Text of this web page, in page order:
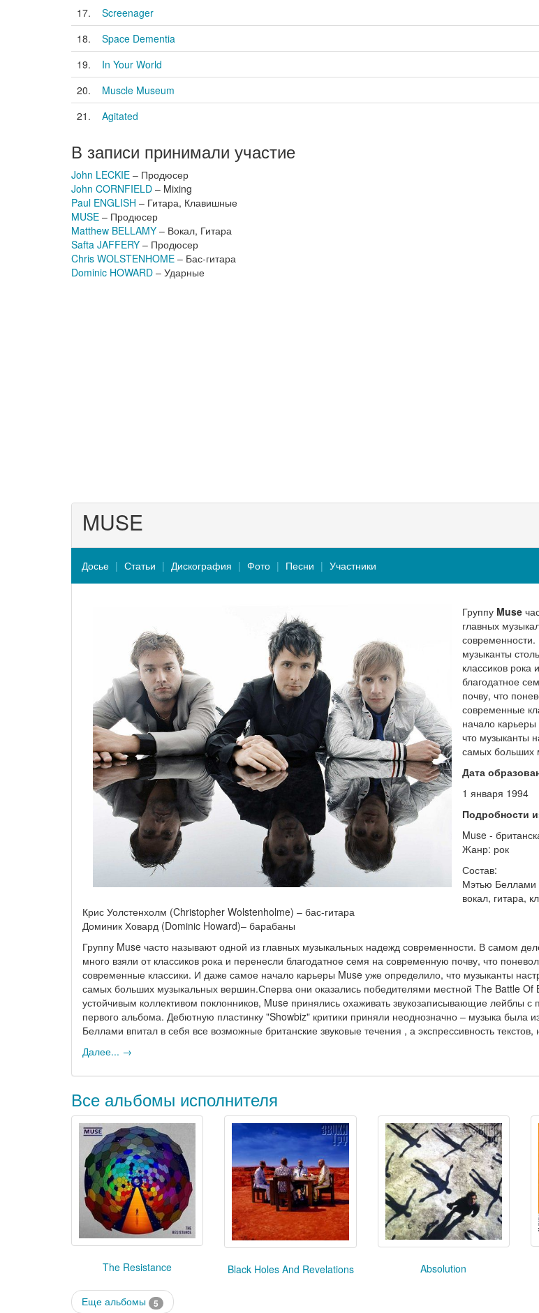
17.
Screenager
18.
Space Dementia
19.
In Your World
20.
Muscle Museum
21.
Agitated
В записи принимали участие
John LECKIE – Продюсер
John CORNFIELD – Mixing
Paul ENGLISH – Гитара, Клавишные
MUSE – Продюсер
Matthew BELLAMY – Вокал, Гитара
Safta JAFFERY – Продюсер
Chris WOLSTENHOME – Бас-гитара
Dominic HOWARD – Ударные
MUSE
Досье Статьи Дискография Фото Песни Участники
Группу Muse
главных
музыканты
классиков рока
благодатное
почву, что
современные
начало
что музыканты
самых больших
Дата
1 января 1994
Подробности
Muse -
Жанр: рок
Состав:
Мэтью Беллами
вокал, гитара,
Крис Уолстенхолм (Christopher Wolstenholme) – бас-гитара
Доминик Ховард (Dominic Howard)– барабаны
Группу Muse часто называют одной из главных музыкальных надежд современности. В самом
много взяли от классиков рока и перенесли благодатное семя на современную почву, что
современные классики. И даже самое начало карьеры Muse уже определило, что музыканты
самых больших музыкальных вершин.Сперва они оказались победителями местной The Battle Of
устойчивым коллективом поклонников, Muse принялись охаживать звукозаписывающие лейблы с
первого альбома. Дебютную пластинку "Showbiz" критики приняли неоднозначно – музыка была
Беллами впитал в себя все возможные британские звуковые течения , а экспрессивность
Далее... →
Все альбомы исполнителя
The Resistance Black Holes And Revelations Absolution
Еще альбомы 5